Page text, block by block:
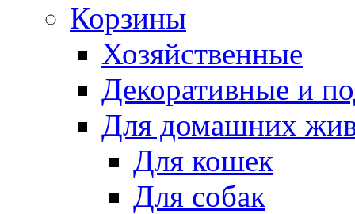
Корзины
Хозяйственные
Декоративные и
Для домашних
Для кошек
Для собак